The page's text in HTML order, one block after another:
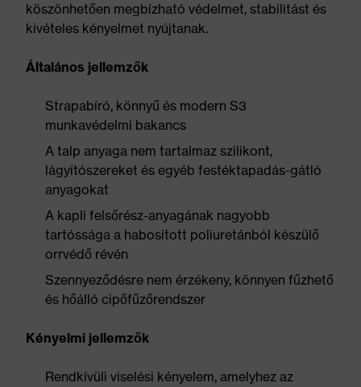
köszönhetően megbízható védelmet, stabilitást és
kivételes kényelmet nyújtanak.
Általános jellemzők
Strapabíró, könnyű és modern S3
munkavédelmi bakancs
A talp anyaga nem tartalmaz szilikont,
lágyítószereket és egyéb festéktapadás-gátló
anyagokat
A kapli felsőrész-anyagának nagyobb
tartóssága a habosított poliuretánból készülő
orrvédő révén
Szennyeződésre nem érzékeny, könnyen fűzhető
és hőálló cipőfűzőrendszer
Kényelmi jellemzők
Rendkívüli viselési kényelem, amelyhez az